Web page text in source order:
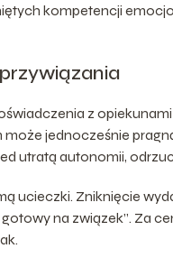
kompetencji
z opiekunami
jednocześnie
utratą autonomii,
ucieczki. Zniknięcie
na związek”. Za